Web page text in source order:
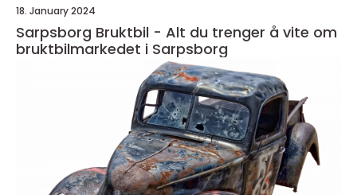
18. January 2024
Sarpsborg Bruktbil - Alt du trenger å vite om
bruktbilmarkedet i Sarpsborg